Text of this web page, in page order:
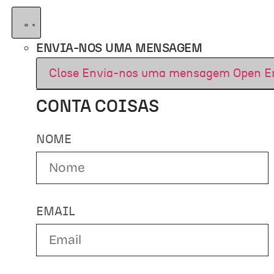
ENVIA-NOS UMA MENSAGEM
Close Envia-nos uma mensagem Open
CONTA COISAS
NOME
EMAIL